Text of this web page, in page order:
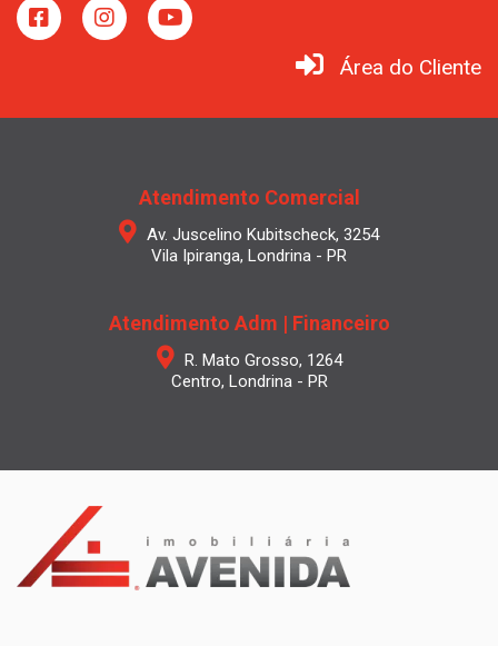
Área do Cliente
Atendimento Comercial
Av. Juscelino Kubitscheck, 3254
Vila Ipiranga, Londrina - PR
Atendimento Adm | Financeiro
R. Mato Grosso, 1264
Centro, Londrina - PR